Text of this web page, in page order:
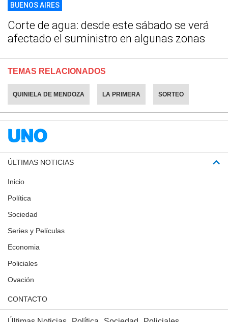
BUENOS AIRES
Corte de agua: desde este sábado se verá
afectado el suministro en algunas zonas
TEMAS RELACIONADOS
QUINIELA DE MENDOZA LA PRIMERA SORTEO
ÚLTIMAS NOTICIAS
Inicio
Política
Sociedad
Series y Películas
Economia
Policiales
Ovación
CONTACTO